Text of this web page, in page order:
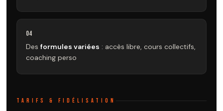
04
Desformules variées : accès libre, cours collectifs,
coaching perso
TARIFS & FIDÉLISATION